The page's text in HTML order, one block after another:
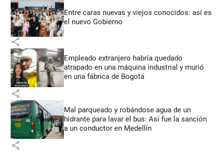
Entre caras nuevas y viejos conocidos: así es
el nuevo Gobierno
share
Empleado extranjero habría quedado
atrapado en una máquina industrial y murió
en una fábrica de Bogotá
share
Mal parqueado y robándose agua de un
hidrante para lavar el bus: Así fue la sanción
a un conductor en Medellín
share